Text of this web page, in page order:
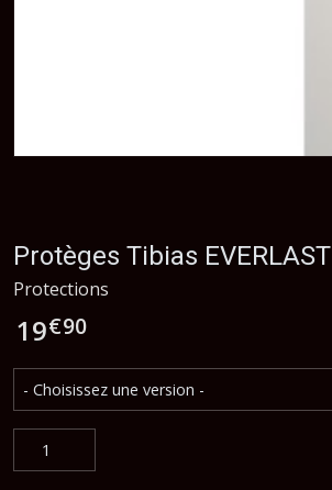
Protèges Tibias EVERLAST
Protections
19€90